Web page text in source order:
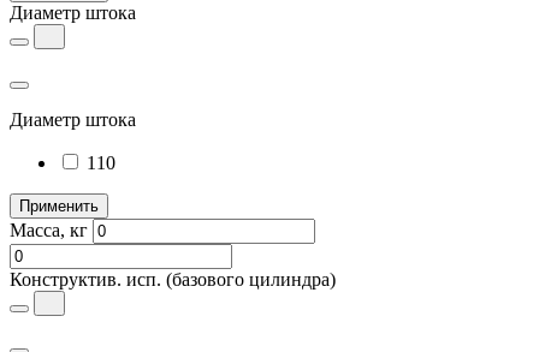
Диаметр штока
Диаметр штока
110
Применить
Масса, кг
Конструктив. исп. (базового цилиндра)